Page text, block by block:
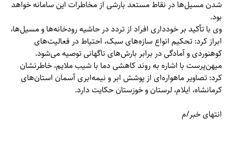
شدن مسیل‌ها در نقاط مستعد بارشی از مخاطرات این سامانه خواهد
بود.
وی با تأکید بر خودداری افراد از تردد در حاشیه رودخانه‌ها و مسیل‌ها،
ابراز کرد: تحکیم انواع سازه‌های سبک، احتیاط در فعالیت‌های
کوهنوردی و آمادگی در برابر بارش‌های ناگهانی توصیه می‌شود.
میهن‌پرست با اشاره به روند کاهشی دما با شیب ملایم، خاطرنشان
کرد: تصاویر ماهواره‌ای از پوشش ابر و نیمه‌ابری آسمان استان‌های
کرمانشاه، ایلام، لرستان و خوزستان حکایت دارد.
انتهای خبر/م